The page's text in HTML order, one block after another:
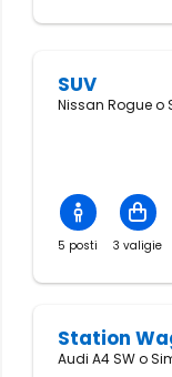
SUV
Nissan Rogue o
5 posti 3 valigie
Station
Audi A4 SW o